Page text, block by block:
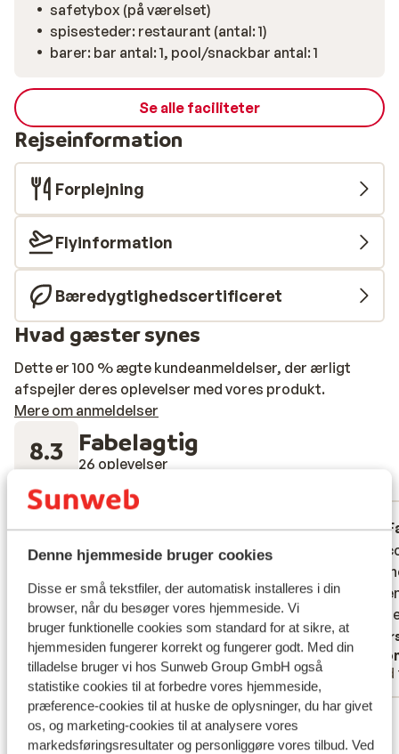
Denne hjemmeside bruger cookies
Disse er små tekstfiler, der automatisk installeres i din
browser, når du besøger vores hjemmeside. Vi
bruger funktionelle cookies som standard for at sikre, at
hjemmesiden fungerer korrekt og fungerer godt. Med din
tilladelse bruger vi hos Sunweb Group GmbH også
statistike cookies til at forbedre vores hjemmeside,
præference-cookies til at huske de oplysninger, du har givet
os, og marketing-cookies til at analysere vores
markedsføringsresultater og personliggøre vores tilbud. Ved
safetybox (på værelset)
spisesteder: restaurant (antal: 1)
barer: bar antal: 1, pool/snackbar antal: 1
Se alle faciliteter
Rejseinformation
Forplejning
Flyinformation
Bæredygtighedscertificeret
Hvad gæster synes
Dette er 100 % ægte kundeanmeldelser, der ærligt
afspejler deres oplevelser med vores produkt.
Mere om anmeldelser
8.3 Fabelagtig
26 oplevelser
Mest booket af med familie
7.9 God
for 2 uger siden
Prima, grote kamer, goed ontbijt.
te vinden en we moesten zelfs met een
vage uitleg onze kamer maar gaan zoeken
Prima, grote kamer, goed ontbijt.
te vinden en we moesten zelfs met een
vage uitleg onze kamer maar gaan zoeken
Oversæt til dansk (DA)
Janneke v Z
Med familie
8.3
De
leuk.
De
leuk.
Se alle 26 anmeldelser